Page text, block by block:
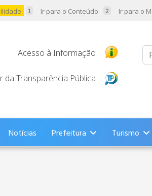
Ir para o Conteúdo Ir para o
Acesso à Informação
da Transparência Pública
Notícias Prefeitura Turismo